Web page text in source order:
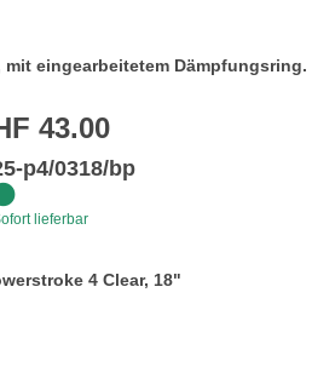
eingearbeitetem Dämpfungsring.
43.00
p4/0318/bp
lieferbar
4 Clear, 18"